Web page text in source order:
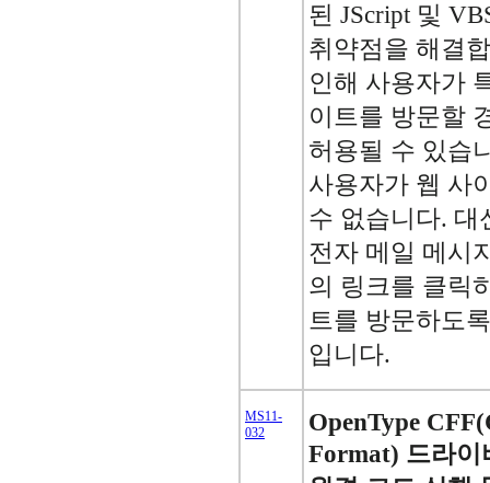
된 JScript 및
취약점을 해결
인해 사용자가
이트를 방문할
허용될 수 있습
사용자가 웹 사
수 없습니다. 대
전자 메일 메시
의 링크를 클릭
트를 방문하도
입니다.
MS11-
032
OpenType
Format) 드라이